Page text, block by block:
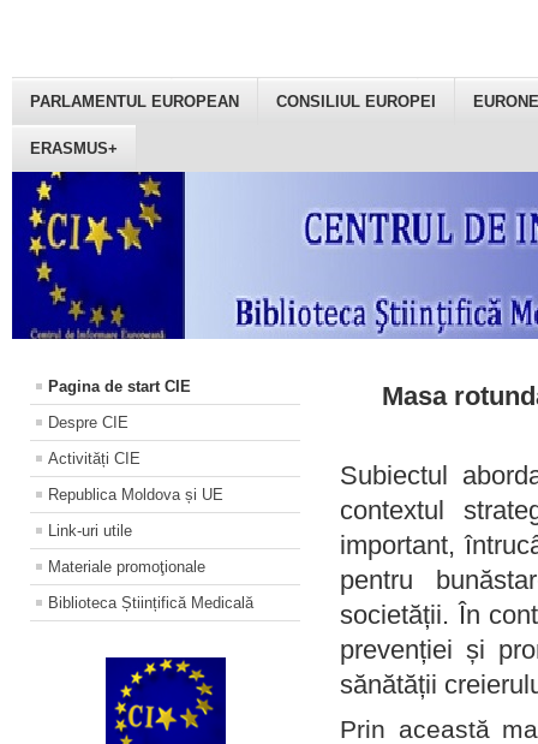
PARLAMENTUL EUROPEAN CONSILIUL EUROPEI
ERASMUS+
Pagina de start CIE
Despre CIE
Activități CIE
Republica Moldova și UE
Link-uri utile
Materiale promoţionale
Biblioteca Științifică Medicală
Masa
Subiectul
contextul
important,
pentru
societății. În
prevenției și
sănătății
Prin această